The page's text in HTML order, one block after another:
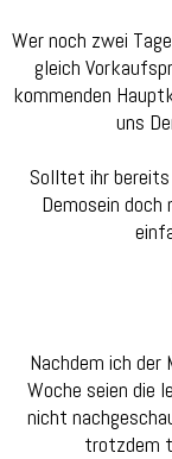
Wer noch zwei
gleich
kommenden
uns
Solltet ihr
Demosein
Nachdem ich der
Woche seien die
nicht
trotzdem